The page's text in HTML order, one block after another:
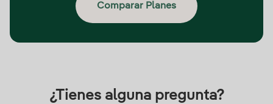
Comparar Planes
¿Tienes alguna pregunta?